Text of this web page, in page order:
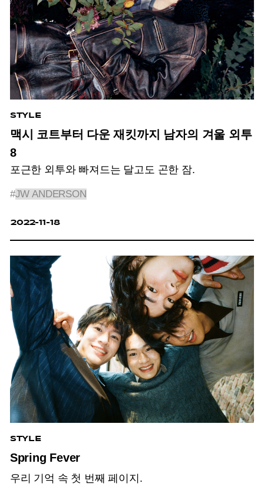
STYLE
맥시 코트부터 다운 재킷까지 남자의 겨울 외투
8
포근한 외투와 빠져드는 달고도 곤한 잠.
#JW ANDERSON
2022-11-18
STYLE
Spring Fever
우리 기억 속 첫 번째 페이지.